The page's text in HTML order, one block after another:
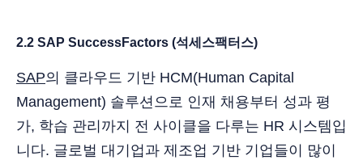
2.2 SAP SuccessFactors (석세스팩터스)
SAP의 클라우드 기반 HCM(Human Capital
Management) 솔루션으로 인재 채용부터 성과 평
가, 학습 관리까지 전 사이클을 다루는 HR 시스템입
니다. 글로벌 대기업과 제조업 기반 기업들이 많이